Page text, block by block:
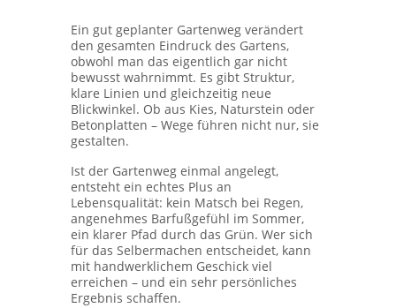
Ein gut geplanter Gartenweg verändert
den gesamten Eindruck des Gartens,
obwohl man das eigentlich gar nicht
bewusst wahrnimmt. Es gibt Struktur,
klare Linien und gleichzeitig neue
Blickwinkel. Ob aus Kies, Naturstein oder
Betonplatten – Wege führen nicht nur, sie
gestalten.
Ist der Gartenweg einmal angelegt,
entsteht ein echtes Plus an
Lebensqualität: kein Matsch bei Regen,
angenehmes Barfußgefühl im Sommer,
ein klarer Pfad durch das Grün. Wer sich
für das Selbermachen entscheidet, kann
mit handwerklichem Geschick viel
erreichen – und ein sehr persönliches
Ergebnis schaffen.